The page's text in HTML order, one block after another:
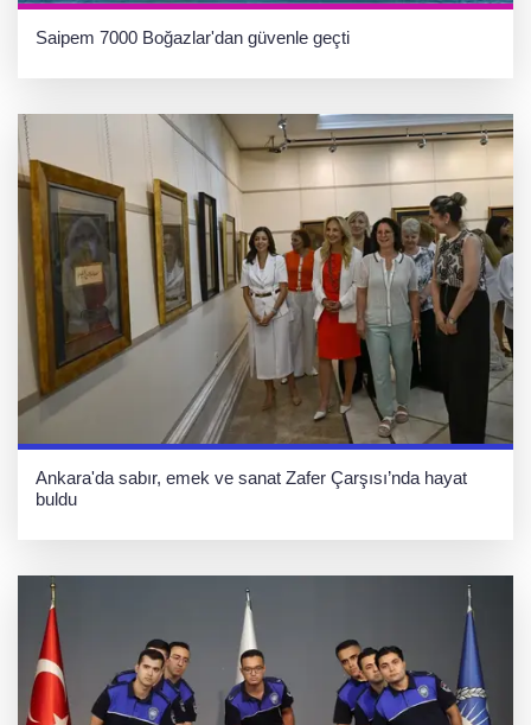
Saipem 7000 Boğazlar'dan güvenle geçti
Ankara'da sabır, emek ve sanat Zafer Çarşısı’nda hayat
buldu